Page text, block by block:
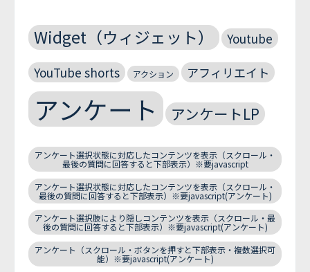
Widget（ウィジェット）
Youtube
YouTube shorts
アクション アフィリエイト
アンケート アンケートLP
アンケート選択状態に対応したコンテンツを表示（スクロール・
最後の質問に回答すると下部表示）※要javascript
アンケート選択状態に対応したコンテンツを表示（スクロール・
最後の質問に回答すると下部表示）※要javascript(アンケート)
アンケート選択肢により隠しコンテンツを表示（スクロール・最
後の質問に回答すると下部表示）※要javascript(アンケート)
アンケート（スクロール・ボタンを押すと下部表示・複数選択可
能）※要javascript(アンケート)